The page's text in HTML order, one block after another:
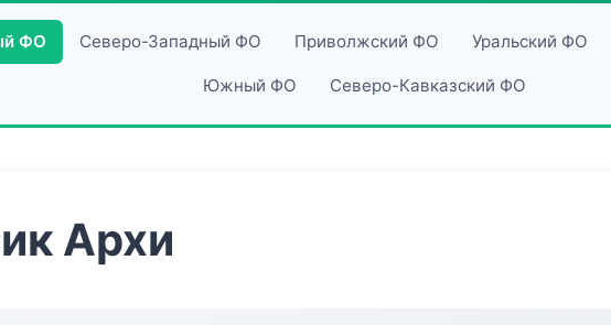
ФО Северо-Западный ФО Приволжский ФО Уральский ФО
Южный ФО Северо-Кавказский ФО
Архи